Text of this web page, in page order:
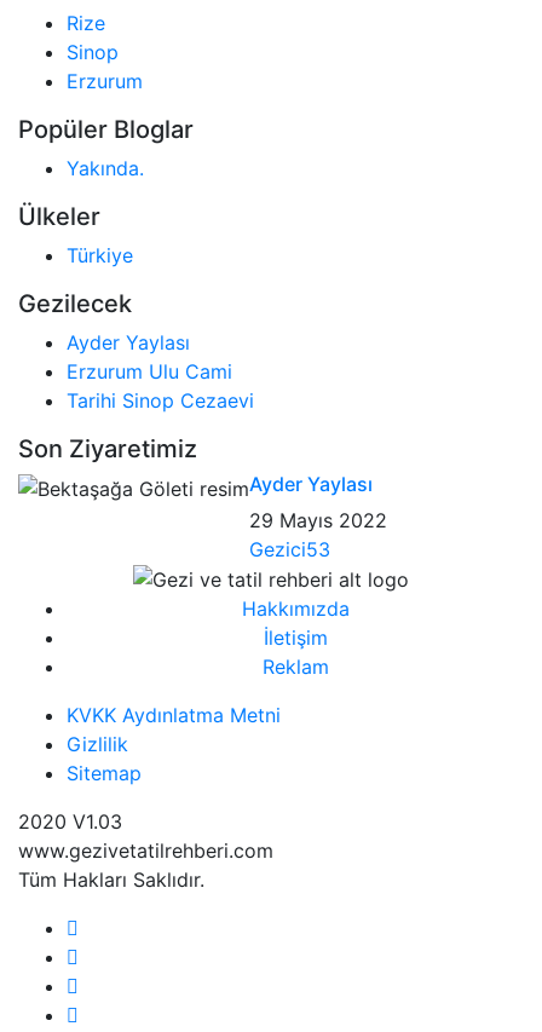
Rize
Sinop
Erzurum
Popüler Bloglar
Yakında.
Ülkeler
Türkiye
Gezilecek
Ayder Yaylası
Erzurum Ulu Cami
Tarihi Sinop Cezaevi
Son Ziyaretimiz
Ayder Yaylası
29 Mayıs 2022
Gezici53
Hakkımızda
İletişim
Reklam
KVKK Aydınlatma Metni
Gizlilik
Sitemap
2020 V1.03
www.gezivetatilrehberi.com
Tüm Hakları Saklıdır.